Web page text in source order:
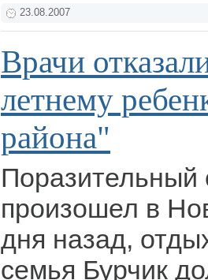
23.08.2007
Врачи
летнему
района"
Поразительный
произошел в
дня назад,
семья Бурчик